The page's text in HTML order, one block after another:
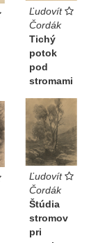
Ľudovít
Čordák
Tichý
potok
pod
stromami
Ľudovít
Čordák
Štúdia
stromov
pri